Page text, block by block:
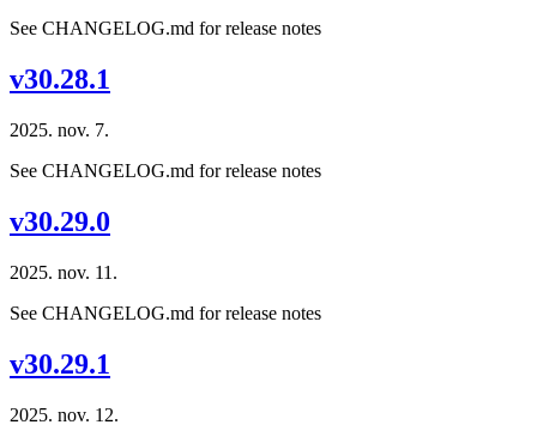
See CHANGELOG.md for release notes
v30.28.1
2025. nov. 7.
See CHANGELOG.md for release notes
v30.29.0
2025. nov. 11.
See CHANGELOG.md for release notes
v30.29.1
2025. nov. 12.